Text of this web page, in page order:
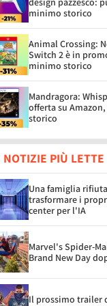
minimo storico
Animal Crossing:
Switch 2 è in
minimo storico
Mandragora:
offerta su
storico
NOTIZIE PIÙ LETTE
Una famiglia
trasformare i
center per l'IA
Marvel's Spider-
Brand New Day
Il prossimo trailer